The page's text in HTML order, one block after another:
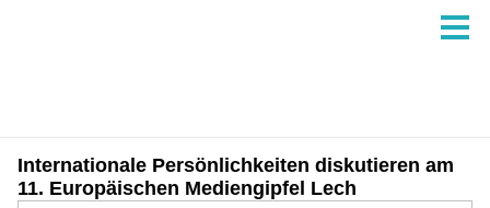
Internationale Persönlichkeiten diskutieren am
11. Europäischen Mediengipfel Lech